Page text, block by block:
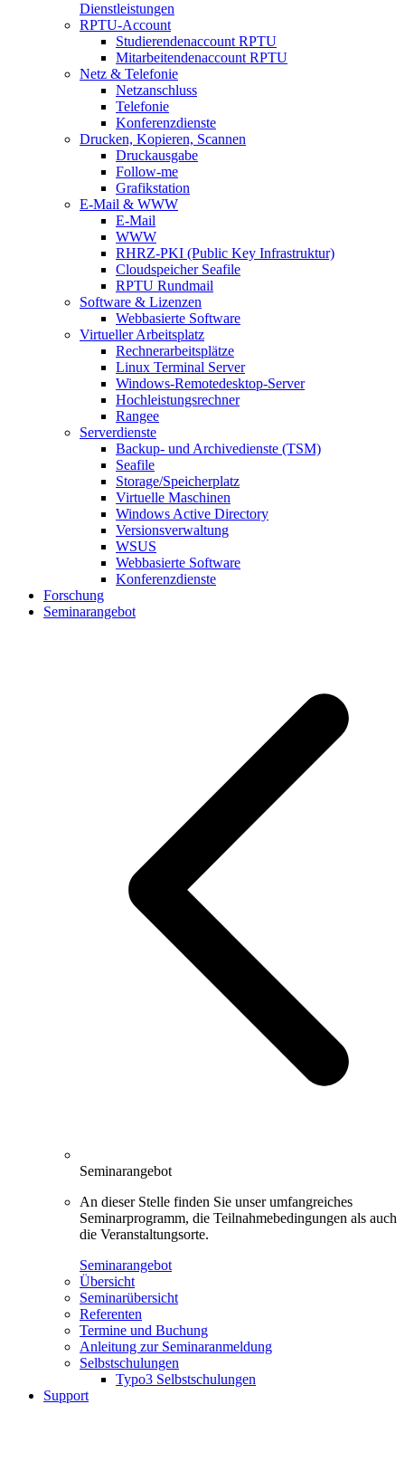
Dienstleistungen
RPTU-Account
Studierendenaccount RPTU
Mitarbeitendenaccount RPTU
Netz & Telefonie
Netzanschluss
Telefonie
Konferenzdienste
Drucken, Kopieren, Scannen
Druckausgabe
Follow-me
Grafikstation
E-Mail & WWW
E-Mail
WWW
RHRZ-PKI (Public Key Infrastruktur)
Cloudspeicher Seafile
RPTU Rundmail
Software & Lizenzen
Webbasierte Software
Virtueller Arbeitsplatz
Rechnerarbeitsplätze
Linux Terminal Server
Windows-Remotedesktop-Server
Hochleistungsrechner
Rangee
Serverdienste
Backup- und Archivedienste (TSM)
Seafile
Storage/Speicherplatz
Virtuelle Maschinen
Windows Active Directory
Versionsverwaltung
WSUS
Webbasierte Software
Konferenzdienste
Forschung
Seminarangebot
Seminarangebot
An dieser Stelle finden Sie unser umfangreiches
Seminarprogramm, die Teilnahmebedingungen als auch
die Veranstaltungsorte.
Seminarangebot
Übersicht
Seminarübersicht
Referenten
Termine und Buchung
Anleitung zur Seminaranmeldung
Selbstschulungen
Typo3 Selbstschulungen
Support